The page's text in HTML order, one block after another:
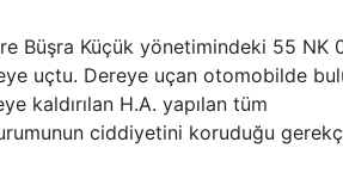
Büşra Küçük yönetimindeki 55 NK
uçtu. Dereye uçan otomobilde
kaldırılan H.A. yapılan tüm
ciddiyetini koruduğu